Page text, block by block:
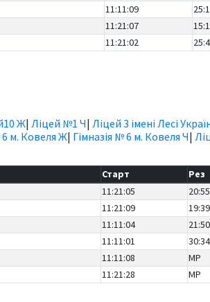
11:11:09
11:21:07
11:21:02
Ж| Ліцей №1 Ч| Ліцей 3 імені Лесі
6 м. Ковеля Ж| Гімназія № 6 м. Ковеля Ч|
Старт Рез
11:21:05 20:55
11:21:09 19:39
11:11:04 21:50
11:11:01 30:34
11:11:08
MP
11:21:28 MP